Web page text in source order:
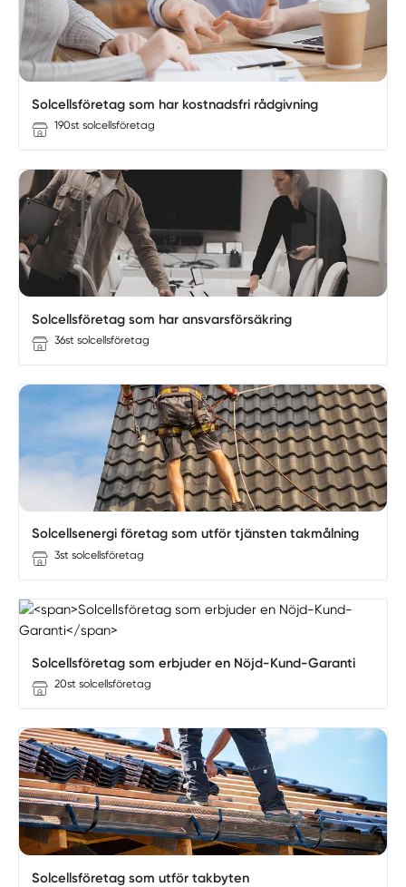
Solcellsföretag som har kostnadsfri rådgivning
190st solcellsföretag
Solcellsföretag som har ansvarsförsäkring
36st solcellsföretag
Solcellsenergi företag som utför tjänsten takmålning
3st solcellsföretag
Solcellsföretag som erbjuder en Nöjd-Kund-Garanti
20st solcellsföretag
Solcellsföretag som utför takbyten